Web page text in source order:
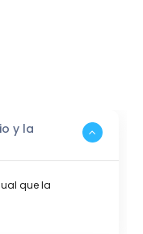
y la
que la